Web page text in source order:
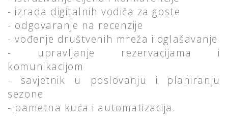
- izrada digitalnih vodiča za goste
- odgovaranje na recenzije
- vođenje društvenih mreža i oglašavanje
- upravljanje rezervacijama i
komunikacijom
- savjetnik u poslovanju i planiranju
sezone
- pametna kuća i automatizacija.